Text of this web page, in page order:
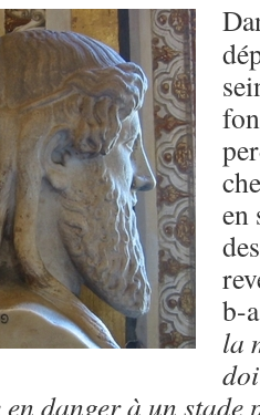
en
b-
la
danger à un stade